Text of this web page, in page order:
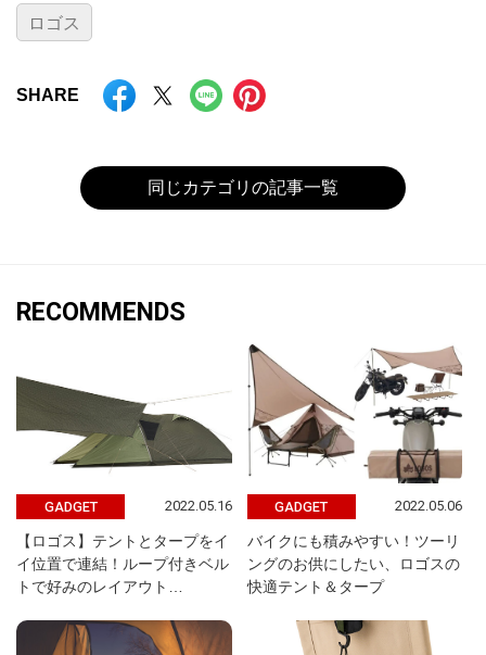
ロゴス
SHARE
同じカテゴリの記事一覧
RECOMMENDS
GADGET 2022.05.16
【ロゴス】テントとタープをイ
イ位置で連結！ループ付きベル
トで好みのレイアウト…
GADGET 2022.05.06
バイクにも積みやすい！ツーリ
ングのお供にしたい、ロゴスの
快適テント＆タープ